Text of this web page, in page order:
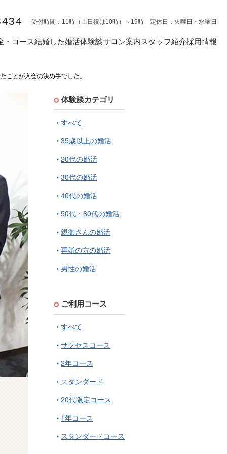
受付時間：11時（土日祝は10時）～19時 定休日：火曜日・水曜日
・コース結婚した婚活体験談サロン案内スタッフ紹介採用情報
ことが入会の決め手でした。
体験談カテゴリ
すべて
35歳以上の婚活
20代の婚活
30代の婚活
40代の婚活
50代・60代の婚活
親御さんの婚活
再婚の方の婚活
男性の婚活
ご利用コース
すべて
サクセスコース
2年コース
スタンダード
20代限定コース
1年コース
スタンダードコース